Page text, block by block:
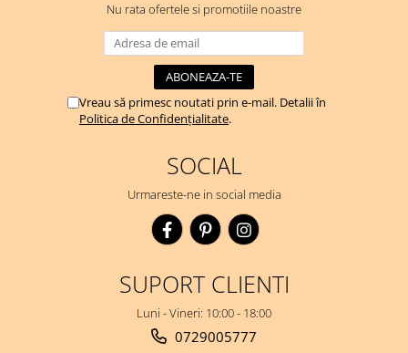
Nu rata ofertele si promotiile noastre
Vreau să primesc noutati prin e-mail. Detalii în
Politica de Confidențialitate.
SOCIAL
Urmareste-ne in social media
SUPORT CLIENTI
Luni - Vineri: 10:00 - 18:00
0729005777